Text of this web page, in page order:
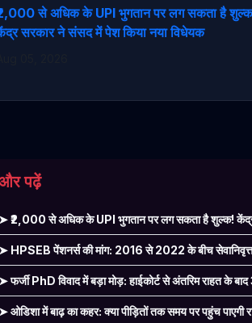
से अधिक के UPI भुगतान पर लग सकता है
सरकार ने संसद में पेश किया नया विधेयक
पढ़ें
➤ ₹2,000 से अधिक के UPI भुगतान पर लग सकता है शुल्क!
➤ HPSEB पेंशनर्स की मांग: 2016 से 2022 के बीच सेवानिवृत्त
➤ फर्जी PhD विवाद में बड़ा मोड़: हाईकोर्ट से अंतरिम राहत के
➤ ओडिशा में बाढ़ का कहर: क्या पीड़ितों तक समय पर पहुंच पाएगी